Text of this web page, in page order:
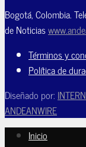
Bogotá, Colombia.
de Noticias
Términos y
Política de
Diseñado por:
ANDEANWIRE
Inicio